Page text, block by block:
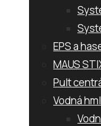
EPS a
MAUS
Pult
Vodná